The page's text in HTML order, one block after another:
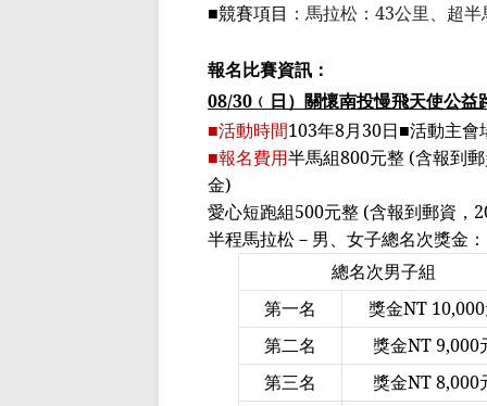
■競賽項目 ：馬拉松： 43公里、 超半
報名比賽資訊：
08/30 ﹙ 日） 關懷南投慢飛天使公益
■活動時間103年8月30日■活動主會
■報名費用半馬組800元整 (含報到
金)
愛心短跑組500元整 (含報到郵資，
半程馬拉松－男、女子總名次獎金：
總名次男子組
第一名
獎金NT 10,000
第二名
獎金NT 9,000
第三名
獎金NT 8,000